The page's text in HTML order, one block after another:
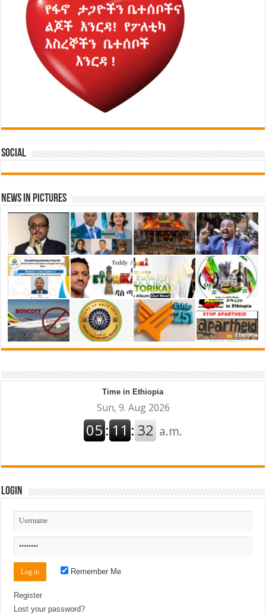
Social
News in Pictures
Time in Ethiopia
Login
Remember Me
Register
Lost your password?